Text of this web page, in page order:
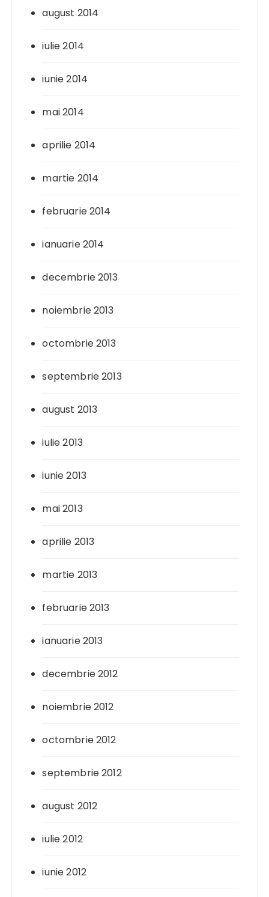
august 2014
iulie 2014
iunie 2014
mai 2014
aprilie 2014
martie 2014
februarie 2014
ianuarie 2014
decembrie 2013
noiembrie 2013
octombrie 2013
septembrie 2013
august 2013
iulie 2013
iunie 2013
mai 2013
aprilie 2013
martie 2013
februarie 2013
ianuarie 2013
decembrie 2012
noiembrie 2012
octombrie 2012
septembrie 2012
august 2012
iulie 2012
iunie 2012